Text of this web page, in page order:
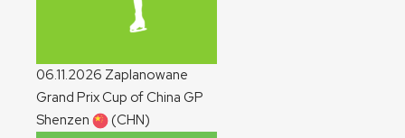
06.11.2026 Zaplanowane
Grand Prix Cup of China GP
Shenzen
(CHN)